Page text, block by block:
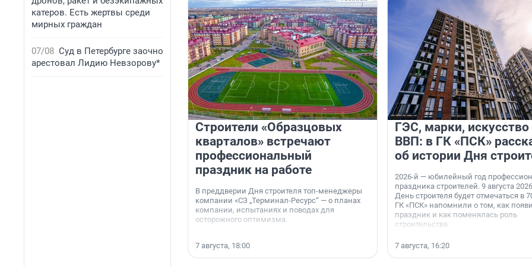
катеров. Есть жертвы среди
мирных граждан
07/08 Суд в Петербурге заочно
арестовал Лидию Невзорову*
Строители «Образцовых
кварталов» встречают
профессиональный
праздник на работе
В преддверии Дня строителя топ-менеджеры
компании «СЗ „Терминал-Ресурс“ — о планах
компании, испытаниях и поводах для
осторожного оптимизма.
7 августа, 18:00
ГЭС, марки, искусство
ВВП: в ГК «ПСК»
об истории Дня
2026-й — юбилейный год
праздника строителей. 9 августа
День строителя будет отмечаться в
ГК «ПСК» напомнили о том, как
праздник и как поменялась роль
строительства.
7 августа, 16:20